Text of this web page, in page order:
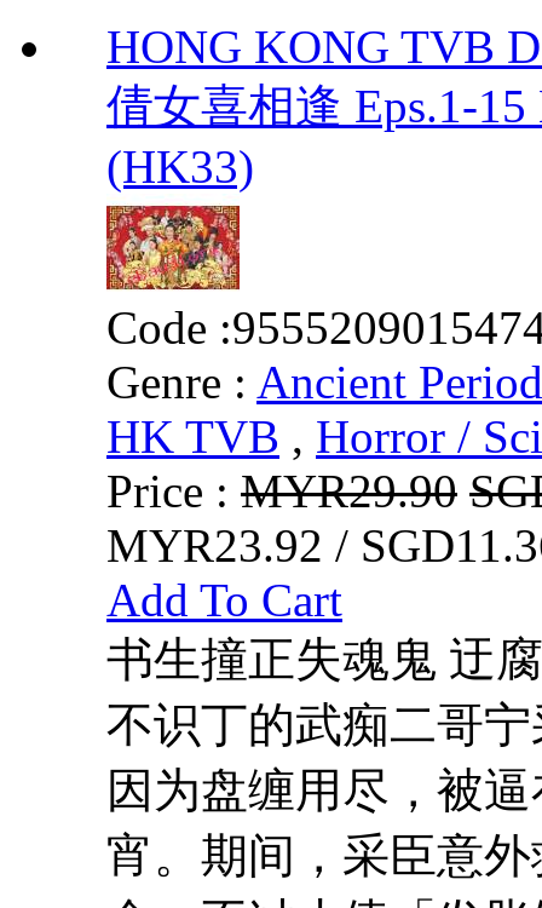
HONG KONG TVB
倩女喜相逢 Eps.1-
(HK33)
Code :
Genre : Ancient Period
HK TVB , Horror /
Price : MYR29.90
MYR23.92 /
Add To Cart
书生撞正失魂鬼 迂
不识丁的武痴二哥
因为盘缠用尽，被
宵。期间，采臣意